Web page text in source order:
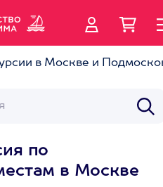
в Москве и
по
в Москве